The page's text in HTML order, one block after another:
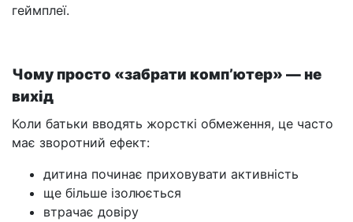
геймплеї.
Чому просто «забрати комп’ютер» — не
вихід
Коли батьки вводять жорсткі обмеження, це часто
має зворотний ефект:
дитина починає приховувати активність
ще більше ізолюється
втрачає довіру